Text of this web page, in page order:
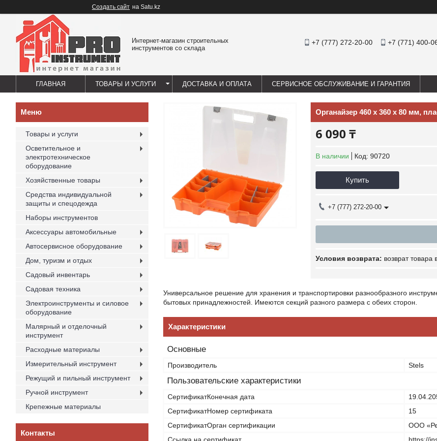
Создать сайт на Satu.kz
Интернет-магазин строительных
инструментов со склада
+7 (777) 272-20-00 +7 (771) 400-
ГЛАВНАЯ ТОВАРЫ И УСЛУГИ ДОСТАВКА И ОПЛАТА СЕРВИСНОЕ ОБСЛУЖИВАНИЕ И ГАРАНТИЯ
Органайзер 460 х 360 х 80 мм,
6 090 ₸
В наличии Код: 90720
Купить
+7 (777) 272-20-00
возврат товара
Универсальное решение для хранения и транспортировки разнообразного
бытовых принадлежностей. Имеются секций разного размера с обеих сторон.
Характеристики
Основные
Производитель Stels
Пользовательские характеристики
СертификатКонечная дата
СертификатНомер сертификата
15
СертификатОрган сертификации
ООО
Товары и услуги
Осветительное и
электротехническое
оборудование
Хозяйственные товары
Средства индивидуальной
защиты и спецодежда
Наборы инструментов
Аксессуары автомобильные
Автосервисное оборудование
Дом, туризм и отдых
Садовый инвентарь
Садовая техника
Электроинструменты и силовое
оборудование
Малярный и отделочный
инструмент
Расходные материалы
Измерительный инструмент
Режущий и пильный инструмент
Ручной инструмент
Крепежные материалы
Контакты